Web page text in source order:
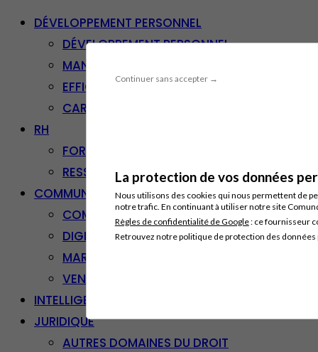
Continuer sans accepter →
La protection de vos données
Nous utilisons des cookies qui nous permettent de
notre trafic. En continuant à utiliser notre site
Règles de confidentialité de Google: ce fournisseur
Retrouvez notre politique de protection des
DÉVELOPPEMENT PERSONNEL
DÉVELOPPEMENT PERSONNEL
MANAGEMENT
EFFICACITÉ PROFESSIONNELLE
CARRIÈRE & RECONVERSION
RH
FORMATION PROFESSIONNELLE
RESSOURCES HUMAINES
COMMUNICATION/DIGITAL
COMMUNICATION
DIGITAL
MARKETING
VENTE – RELATION CLIENT
INTELLIGENCE ARTIFICIELLE
JURIDIQUE
AUTRES DOMAINES DU DROIT